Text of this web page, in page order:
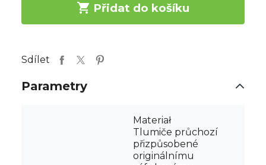
 Přidat do košíku
Sdílet
Parametry
Materiał
Tlumiče průchozí
přizpůsobené
originálnímu